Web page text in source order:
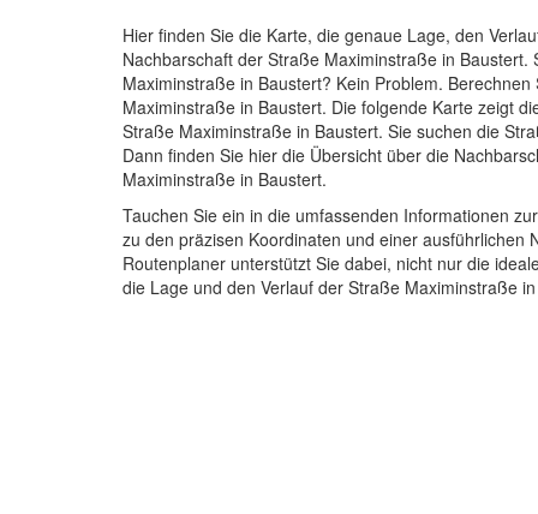
Hier finden Sie die Karte, die genaue Lage, den
Nachbarschaft der Straße Maximinstraße in Baustert.
Maximinstraße in Baustert? Kein Problem.
Maximinstraße in Baustert. Die folgende Karte zeigt
Straße Maximinstraße in Baustert. Sie suchen die
Dann finden Sie hier die Übersicht über die
Maximinstraße in Baustert.
Tauchen Sie ein in die umfassenden Informationen
zu den präzisen Koordinaten und einer
Routenplaner unterstützt Sie dabei, nicht nur die
die Lage und den Verlauf der Straße Maximinstraße